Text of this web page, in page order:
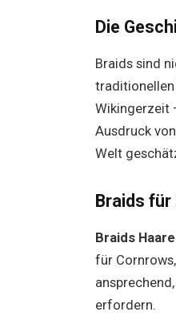
Die
Braids sind
traditionellen
Wikingerzeit
Ausdruck
Welt
Braids für
Braids
für
erfordern.